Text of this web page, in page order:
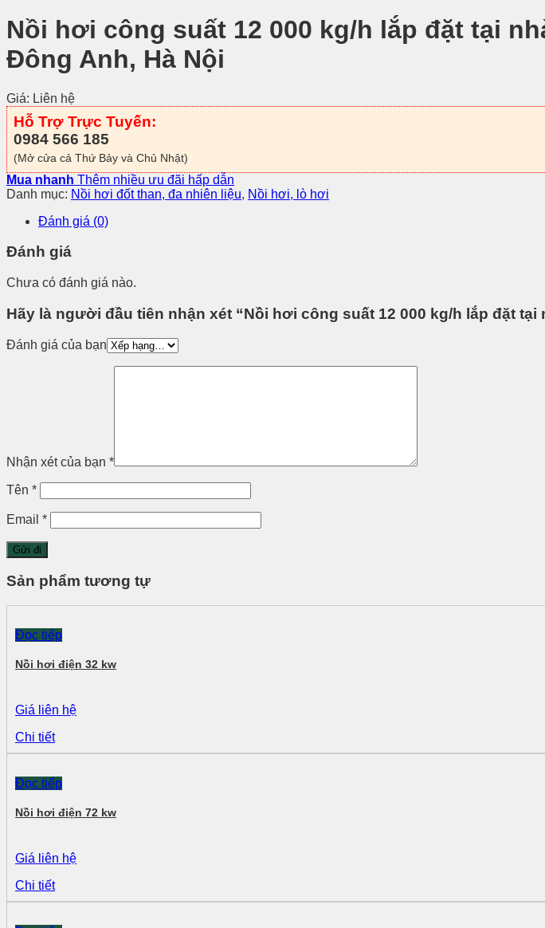
Nồi hơi công suất 12 000 kg/h lắp đặt tại
Đông Anh, Hà Nội
Giá: Liên hệ
Hỗ Trợ Trực Tuyến:
0984 566 185
(Mở cửa cả Thứ Bảy và Chủ Nhật)
Mua nhanh Thêm nhiều ưu đãi hấp dẫn
Danh mục: Nồi hơi đốt than, đa nhiên liệu, Nồi hơi, lò hơi
Đánh giá (0)
Đánh giá
Chưa có đánh giá nào.
Hãy là người đầu tiên nhận xét “Nồi hơi công suất 12 000 kg/h lắp đặt
Đánh giá của bạn
Nhận xét của bạn *
Tên *
Email *
Sản phẩm tương tự
Đọc tiếp
Nồi hơi điện 32 kw
Giá liên hệ
Chi tiết
Đọc tiếp
Nồi hơi điện 72 kw
Giá liên hệ
Chi tiết